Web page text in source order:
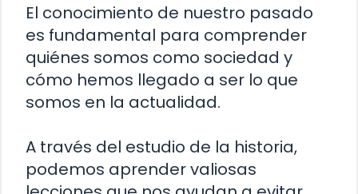
El conocimiento de nuestro pasado
es fundamental para comprender
quiénes somos como sociedad y
cómo hemos llegado a ser lo que
somos en la actualidad.
A través del estudio de la historia,
podemos aprender valiosas